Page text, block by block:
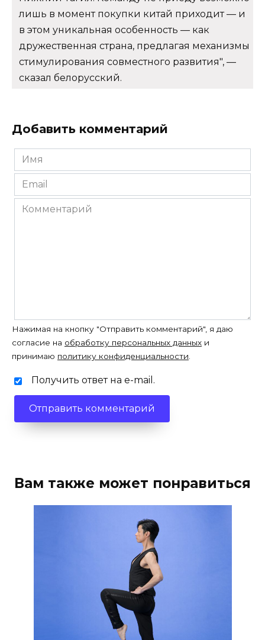
лишь в момент покупки китай приходит — и
в этом уникальная особенность — как
дружественная страна, предлагая механизмы
стимулирования совместного развития", —
сказал белорусский.
Добавить комментарий
Имя
*
Email
*
Комментарий
Нажимая на кнопку "Отправить комментарий", я даю
согласие на обработку персональных данных и
принимаю политику конфиденциальности.
Получить ответ на e-mail.
Вам также может понравиться